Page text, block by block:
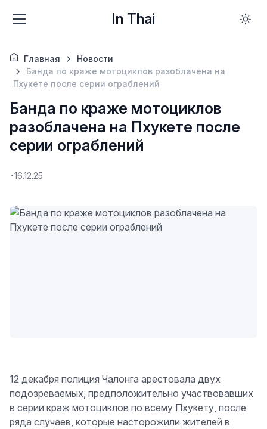
In Thai
Главная
Новости
Банда по краже мотоциклов разоблачена на
Пхукете после серии ограблений
Банда по краже мотоциклов
разоблачена на Пхукете после
серии ограблений
16.12.25
12 декабря полиция Чалонга арестовала двух
подозреваемых, предположительно участвовавших
в серии краж мотоциклов по всему Пхукету, после
ряда случаев, которые насторожили жителей в